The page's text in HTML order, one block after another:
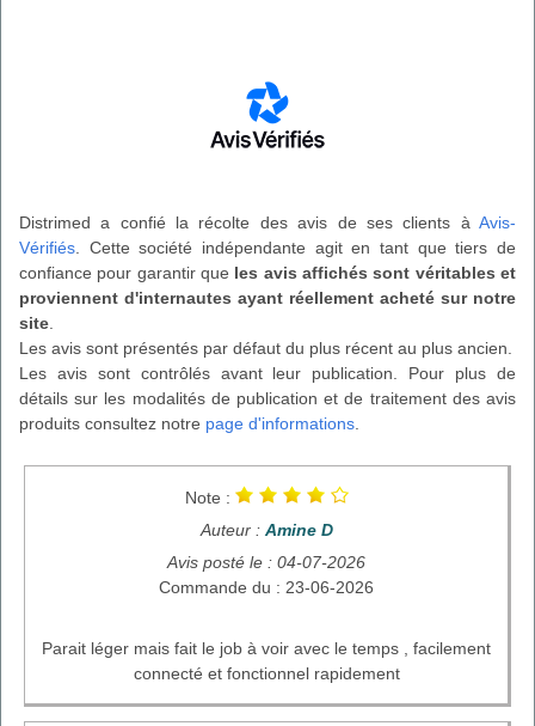
Distrimed a confié la récolte des avis de ses clients à Avis-
Vérifiés . Cette société indépendante agit en tant que tiers de
confiance pour garantir que les avis affichés sont véritables et
proviennent d'internautes ayant réellement acheté sur notre
site
Les avis sont présentés par défaut du plus récent au plus ancien.
Les avis sont contrôlés avant leur publication. Pour plus de
détails sur les modalités de publication et de traitement des avis
produits consultez notre page d'informations
Note :
Auteur : Amine D
Avis posté le : 04-07-2026
Commande du : 23-06-2026
Parait léger mais fait le job à voir avec le temps , facilement
connecté et fonctionnel rapidement